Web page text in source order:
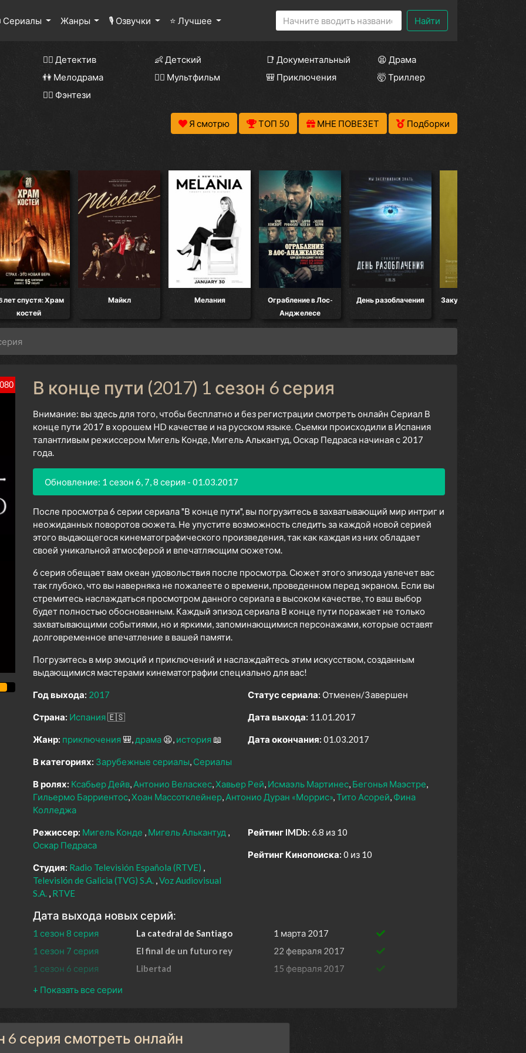
Сериалы Жанры 🎙 Озвучки ⭐ Лучшее Найти
🕵️‍♂️ Детектив 👶 Детский 📑 Документальный
😫 Драма
👫 Мелодрама 🧚‍♀️ Мультфильм 🎒 Приключения
🤯 Триллер
🧝‍♂️ Фэнтези
Я смотрю ТОП 50 МНЕ ПОВЕЗЕТ Подборки
лет спустя: Храм
костей
Майкл Мелания
Ограбление в Лос-
Анджелесе
День разоблачения Закулисье реальности
В конце пути (2017) 1 сезон 6 серия
Внимание: вы здесь для того, чтобы бесплатно и без регистрации смотреть онлайн Сериал В
конце пути 2017 в хорошем HD качестве и на русском языке. Сьемки происходили в Испания
талантливым режиссером Мигель Конде, Мигель Алькантуд, Оскар Педраса начиная с 2017
года.
Обновление: 1 сезон 6, 7, 8 серия - 01.03.2017
После просмотра 6 серии сериала "В конце пути", вы погрузитесь в захватывающий мир интриг и
неожиданных поворотов сюжета. Не упустите возможность следить за каждой новой серией
этого выдающегося кинематографического произведения, так как каждая из них обладает
своей уникальной атмосферой и впечатляющим сюжетом.
6 серия обещает вам океан удовольствия после просмотра. Сюжет этого эпизода увлечет вас
так глубоко, что вы наверняка не пожалеете о времени, проведенном перед экраном. Если вы
стремитесь наслаждаться просмотром данного сериала в высоком качестве, то ваш выбор
будет полностью обоснованным. Каждый эпизод сериала В конце пути поражает не только
захватывающими событиями, но и яркими, запоминающимися персонажами, которые оставят
долговременное впечатление в вашей памяти.
Погрузитесь в мир эмоций и приключений и наслаждайтесь этим искусством, созданным
выдающимися мастерами кинематографии специально для вас!
Год выхода: 2017
Страна: Испания🇪🇸
Жанр: приключения 🎒 драма 😫 история 📖
Статус сериала: Отменен/Завершен
Дата выхода: 11.01.2017
Дата окончания: 01.03.2017
В категориях: Зарубежные сериалы Сериалы
В ролях: Ксабьер Дейв Антонио Веласкес Хавьер Рей Исмаэль Мартинес Бегонья Маэстре
Гильермо Барриентос Хоан Массотклейнер Антонио Дуран «Моррис» Тито Асорей Фина
Колледжа
Режиссер: Мигель Конде
Мигель Алькантуд
Оскар Педраса
Студия: Radio Televisión Española (RTVE)
Televisión de Galicia (TVG) S.A. Voz Audiovisual
S.A. RTVE
Рейтинг IMDb: 6.8 из 10
Рейтинг Кинопоиска: 0 из 10
Дата выхода новых серий:
1 сезон 8 серия La catedral de Santiago
1 марта 2017
1 сезон 7 серия
El final de un futuro rey
22 февраля 2017
1 сезон 6 серия
Libertad
15 февраля 2017
1 сезон 5 серия
1 сезон 3 серия
Dos días
25 января 2017
1 сезон 2 серия
Héroes anónimos
6 серия смотреть онлайн